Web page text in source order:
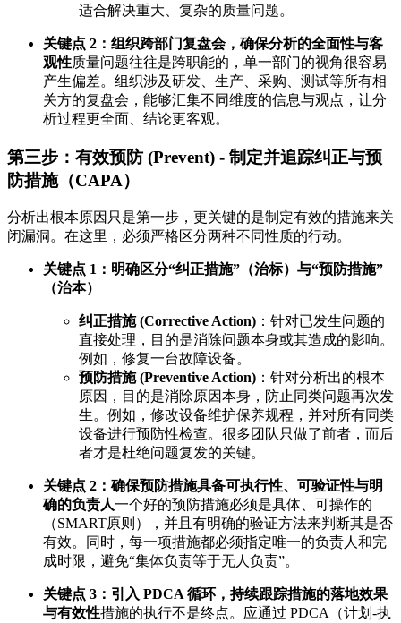
适合解决重大、复杂的质量问题。
关键点 2：组织跨部门复盘会，确保分析的全面性与客
观性质量问题往往是跨职能的，单一部门的视角很容易
产生偏差。组织涉及研发、生产、采购、测试等所有相
关方的复盘会，能够汇集不同维度的信息与观点，让分
析过程更全面、结论更客观。
第三步：有效预防 (Prevent) - 制定并追踪纠正与预
防措施（CAPA）
分析出根本原因只是第一步，更关键的是制定有效的措施来关
闭漏洞。在这里，必须严格区分两种不同性质的行动。
关键点 1：明确区分“纠正措施”（治标）与“预防措施”
（治本）
纠正措施 (Corrective Action) ：针对已发生问题的
直接处理，目的是消除问题本身或其造成的影响。
例如，修复一台故障设备。
预防措施 (Preventive Action) ：针对分析出的根本
原因，目的是消除原因本身，防止同类问题再次发
生。例如，修改设备维护保养规程，并对所有同类
设备进行预防性检查。很多团队只做了前者，而后
者才是杜绝问题复发的关键。
关键点 2：确保预防措施具备可执行性、可验证性与明
确的负责人一个好的预防措施必须是具体、可操作的
（SMART原则），并且有明确的验证方法来判断其是否
有效。同时，每一项措施都必须指定唯一的负责人和完
成时限，避免“集体负责等于无人负责”。
关键点 3：引入 PDCA 循环，持续跟踪措施的落地效果
与有效性措施的执行不是终点。应通过 PDCA（计划-执